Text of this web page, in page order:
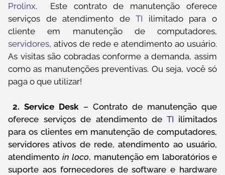
Prolinx. Este contrato de manutenção oferece
serviços de atendimento deTI ilimitado para o
cliente em manutenção de computadores,
servidores, ativos de rede e atendimento ao usuário.
As visitas são cobradas conforme a demanda, assim
como as manutenções preventivas. Ou seja, você só
paga o que utilizar!
2. Service Desk– Contrato de manutenção que
oferece serviços de atendimento de TI ilimitados
para os clientes em manutenção de computadores,
servidores ativos de rede, atendimento ao usuário,
atendimento in loco, manutenção em laboratórios e
suporte aos fornecedores de software e hardware